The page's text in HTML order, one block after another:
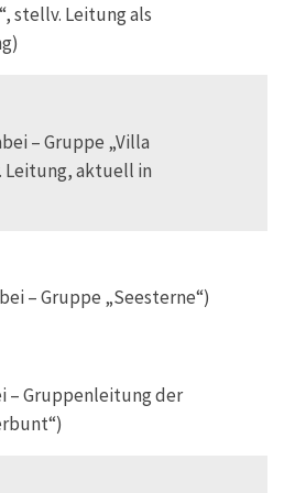
stellv. Leitung als
– Gruppe „Villa
Leitung, aktuell in
– Gruppe „Seesterne“)
– Gruppenleitung der